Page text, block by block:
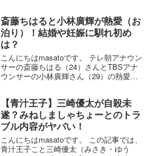
した！ 浜辺美波さんと言えば、今勢い...
斎藤ちはると小林廣輝が熱愛（お
泊り）！結婚や妊娠に馴れ初め
は？
こんにちはmasatoです。 テレ朝アナウン
サーの斎藤ちはる（24）さんとTBSアナ
ウンサーの小林廣輝さん（29）の熱愛が
のマンションお泊りしたという内容で
す。 な...
【青汁王子】三崎優太が自殺未
遂？みねしましゃちょーとのトラ
ブル内容がヤバい！
こんにちはmasatoです。 この記事では、
青汁王子こと三崎優太（みさき・ゆう